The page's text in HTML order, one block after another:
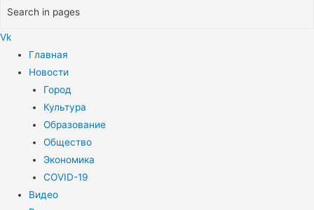
Search in pages
Vk
Меню
Главная
Новости
Город
Культура
Образование
Общество
Экономика
COVID-19
Видео